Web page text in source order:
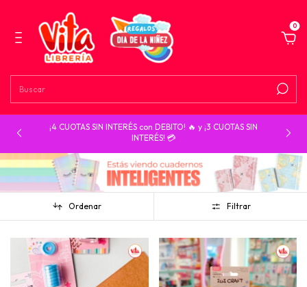
0
¡4 CUOTAS SIN INTERÉS con DEBITO! 🔥 y ¡3 CUOTAS SIN
INTERÉS! 💳
Ordenar Filtrar